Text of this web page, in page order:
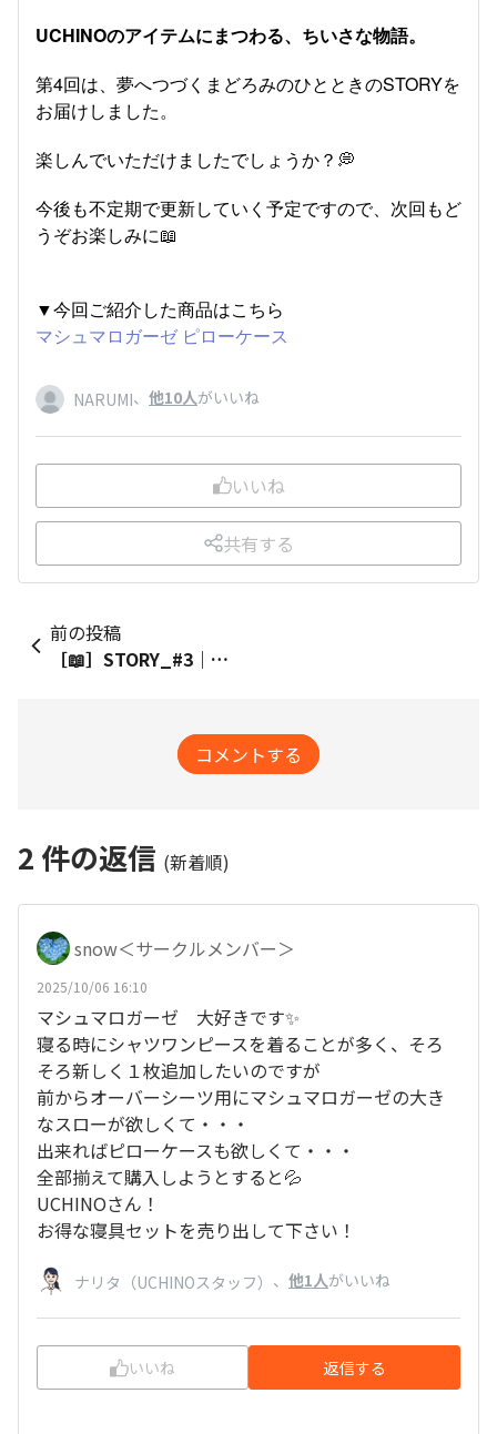
UCHINOのアイテムにまつわる、ちいさな物語。
第4回は、夢へつづくまどろみのひとときのSTORYを
お届けしました。
楽しんでいただけましたでしょうか？💭
今後も不定期で更新していく予定ですので、次回もど
うぞお楽しみに📖
▼今回ご紹介した商品はこちら
マシュマロガーゼ ピローケース
NARUMI、 他10人がいいね
いいね
共有する
前の投稿
［📖］STORY_#3｜バスローブの似合う朝
コメントする
2 件の返信 (新着順)
snow＜サークルメンバー＞
2025/10/06 16:10
マシュマロガーゼ 大好きです✨
寝る時にシャツワンピースを着ることが多く、そろ
そろ新しく１枚追加したいのですが
前からオーバーシーツ用にマシュマロガーゼの大き
なスローが欲しくて・・・
出来ればピローケースも欲しくて・・・
全部揃えて購入しようとすると💦
UCHINOさん！
お得な寝具セットを売り出して下さい！
ナリタ（UCHINOスタッフ） 、 他1人がいいね
いいね 返信する